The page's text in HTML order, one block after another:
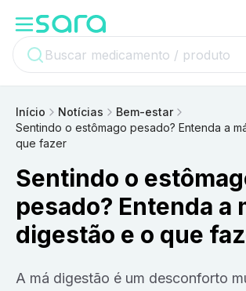
Início Notícias
Bem-estar
Sentindo o estômago pesado? Entenda a
que fazer
Sentindo o
pesado? Entenda a
digestão e o que
A má digestão é um desconforto muito comum,